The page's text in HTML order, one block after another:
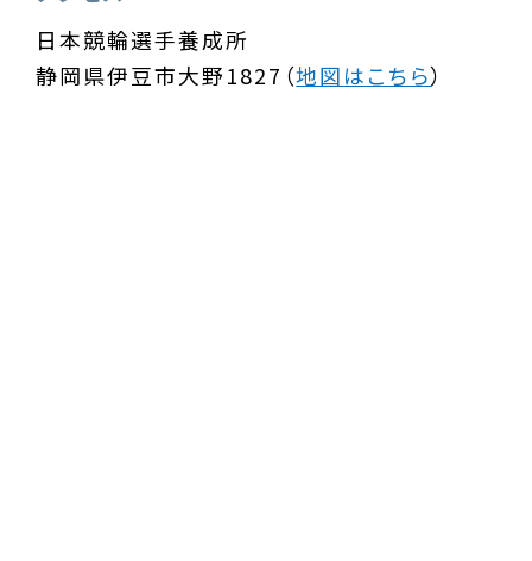
日本競輪選手養成所
静岡県伊豆市大野1827（地図はこちら）